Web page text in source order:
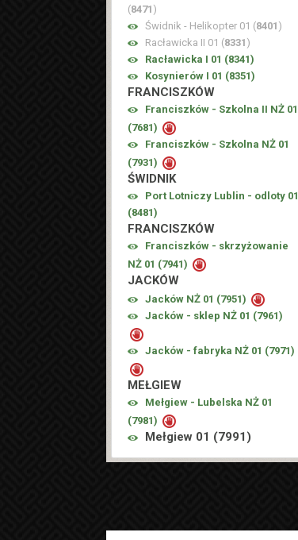
(8471 )
Świdnik - Helikopter 01 (8401 )
Racławicka II 01 (8331 )
Racławicka I 01 (8341)
Kosynierów I 01 (8351)
FRANCISZKÓW
Franciszków - Szkolna II NŻ 01
(7681)
Franciszków - Szkolna NŻ 01
(7931)
ŚWIDNIK
Port Lotniczy Lublin - odloty 01
(8481)
FRANCISZKÓW
Franciszków - skrzyżowanie
NŻ 01 (7941)
JACKÓW
Jacków NŻ 01 (7951)
Jacków - sklep NŻ 01 (7961)
Jacków - fabryka NŻ 01 (7971)
MEŁGIEW
Mełgiew - Lubelska NŻ 01
(7981)
Mełgiew 01 (7991 )